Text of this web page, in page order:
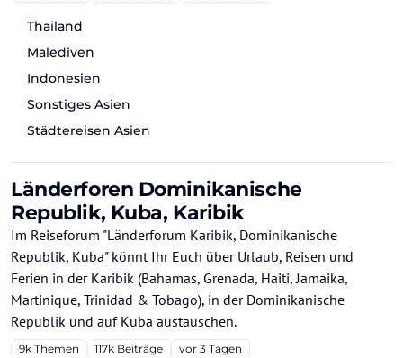
Thailand
Malediven
Indonesien
Sonstiges Asien
Städtereisen Asien
Länderforen Dominikanische
Republik, Kuba, Karibik
Im Reiseforum "Länderforum Karibik, Dominikanische
Republik, Kuba" könnt Ihr Euch über Urlaub, Reisen und
Ferien in der Karibik (Bahamas, Grenada, Haiti, Jamaika,
Martinique, Trinidad & Tobago), in der Dominikanische
Republik und auf Kuba austauschen.
9k Themen 117k Beiträge vor 3 Tagen